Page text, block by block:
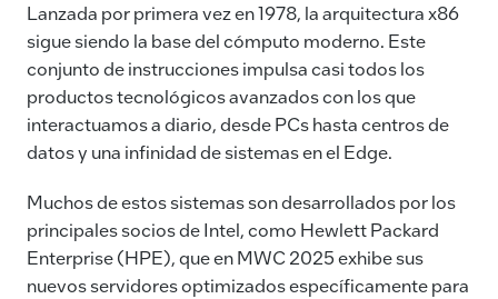
o
k
k
Lanzada por primera vez en 1978, la arquitectura x86
sigue siendo la base del cómputo moderno. Este
conjunto de instrucciones impulsa casi todos los
productos tecnológicos avanzados con los que
interactuamos a diario, desde PCs hasta centros de
datos y una infinidad de sistemas en el Edge.
Muchos de estos sistemas son desarrollados por los
principales socios de Intel, como Hewlett Packard
Enterprise (HPE), que en MWC 2025 exhibe sus
nuevos servidores optimizados específicamente para